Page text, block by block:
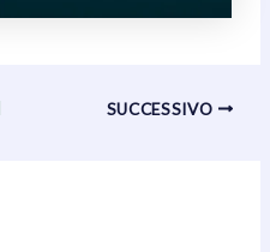
SUCCESSIVO